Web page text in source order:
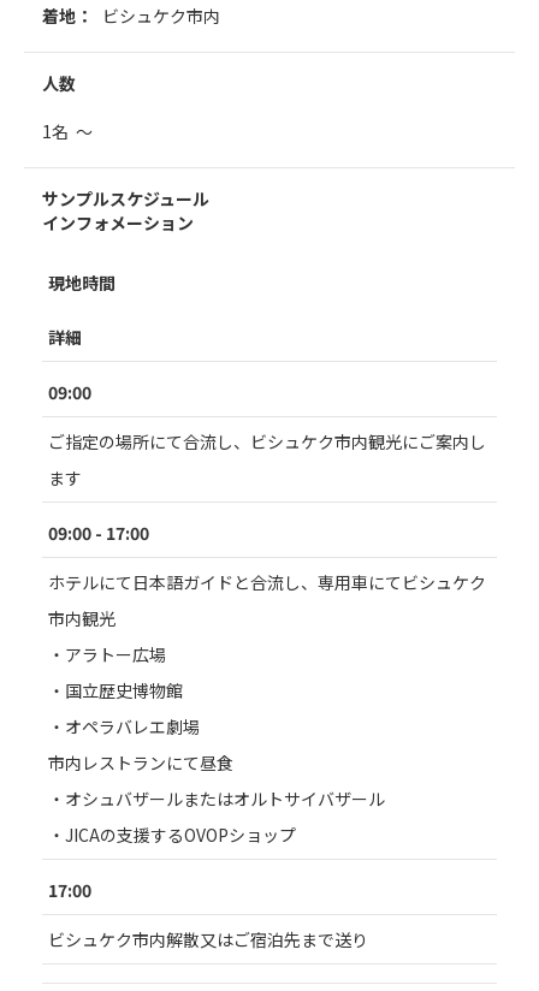
着地： ビシュケク市内
人数
1名 ～
サンプルスケジュール
インフォメーション
現地時間
詳細
09:00
ご指定の場所にて合流し、ビシュケク市内観光にご案内し
ます
09:00 - 17:00
ホテルにて日本語ガイドと合流し、専用車にてビシュケク
市内観光
・アラトー広場
・国立歴史博物館
・オペラバレエ劇場
市内レストランにて昼食
・オシュバザールまたはオルトサイバザール
・JICAの支援するOVOPショップ
17:00
ビシュケク市内解散又はご宿泊先まで送り